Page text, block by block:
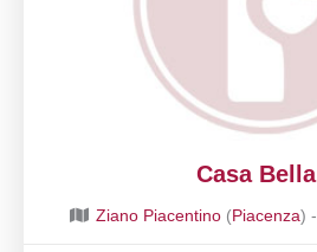
Casa Bella
Ziano Piacentino(Piacenza) -